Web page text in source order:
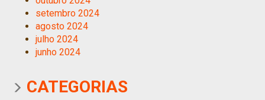
setembro 2024
agosto 2024
julho 2024
junho 2024
CATEGORIAS